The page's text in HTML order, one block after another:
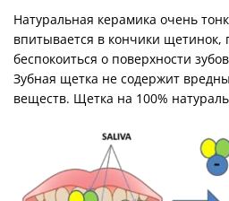
Натуральная керамика очень
впитывается в кончики щетинок,
беспокоиться о поверхности
Зубная щетка не содержит
веществ. Щетка на 100%